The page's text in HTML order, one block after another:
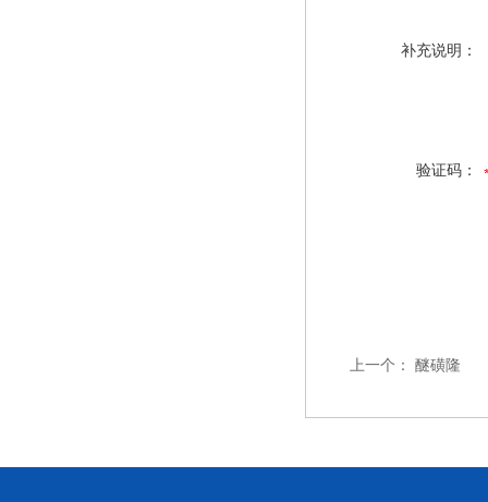
补充说明：
验证码：
上一个： 醚磺隆